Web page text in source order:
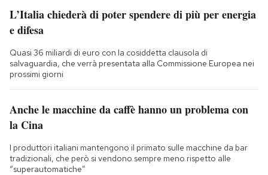
L’Italia chiederà di poter spendere di più per energia
e difesa
Quasi 36 miliardi di euro con la cosiddetta clausola di
salvaguardia, che verrà presentata alla Commissione Europea nei
prossimi giorni
Anche le macchine da caffè hanno un problema con
la Cina
I produttori italiani mantengono il primato sulle macchine da bar
tradizionali, che però si vendono sempre meno rispetto alle
“superautomatiche”